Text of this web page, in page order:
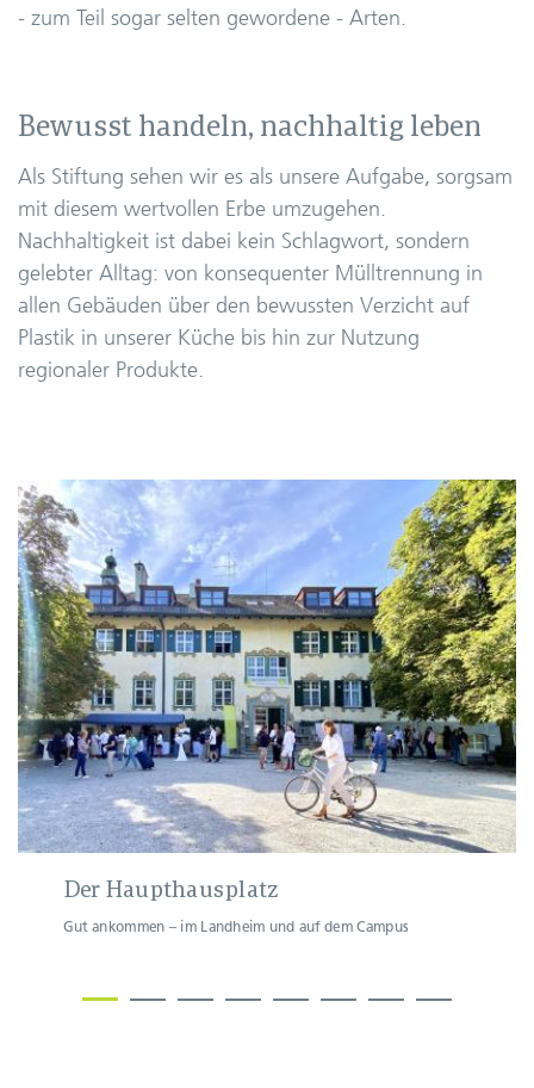
- zum Teil sogar selten gewordene - Arten.
Bewusst handeln, nachhaltig leben
Als Stiftung sehen wir es als unsere Aufgabe, sorgsam
mit diesem wertvollen Erbe umzugehen.
Nachhaltigkeit ist dabei kein Schlagwort, sondern
gelebter Alltag: von konsequenter Mülltrennung in
allen Gebäuden über den bewussten Verzicht auf
Plastik in unserer Küche bis hin zur Nutzung
regionaler Produkte.
Der Haupthausplatz
Gut ankommen – im Landheim und auf dem Campus